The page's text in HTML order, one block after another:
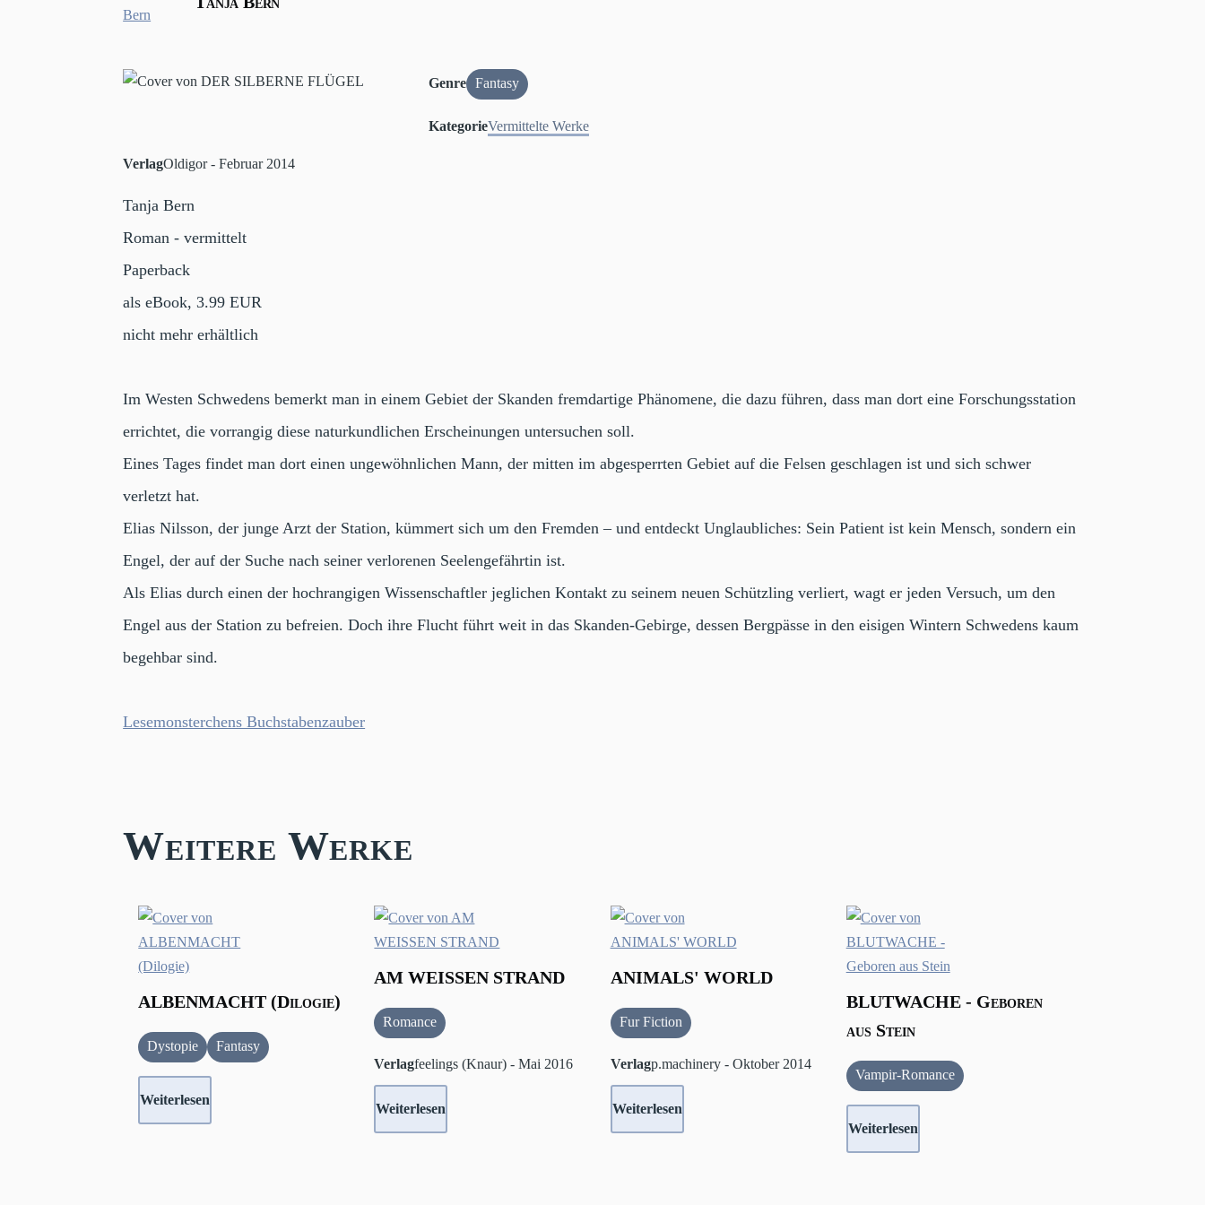
Genre Fantasy
KategorieVermittelte Werke
VerlagOldigor - Februar 2014
Tanja Bern
Roman - vermittelt
Paperback
als eBook, 3.99 EUR
nicht mehr erhältlich
Im Westen Schwedens bemerkt man in einem Gebiet der Skanden fremdartige Phänomene, die dazu führen, dass man dort eine Forschungsstation
errichtet, die vorrangig diese naturkundlichen Erscheinungen untersuchen soll.
Eines Tages findet man dort einen ungewöhnlichen Mann, der mitten im abgesperrten Gebiet auf die Felsen geschlagen ist und sich schwer
verletzt hat.
Elias Nilsson, der junge Arzt der Station, kümmert sich um den Fremden – und entdeckt Unglaubliches: Sein Patient ist kein Mensch, sondern ein
Engel, der auf der Suche nach seiner verlorenen Seelengefährtin ist.
Als Elias durch einen der hochrangigen Wissenschaftler jeglichen Kontakt zu seinem neuen Schützling verliert, wagt er jeden Versuch, um den
Engel aus der Station zu befreien. Doch ihre Flucht führt weit in das Skanden-Gebirge, dessen Bergpässe in den eisigen Wintern Schwedens kaum
begehbar sind.
Lesemonsterchens Buchstabenzauber
Weitere Werke
ALBENMACHT (Dilogie)
Dystopie Fantasy
Weiterlesen
AM WEISSEN STRAND
Romance
Verlagfeelings (Knaur) - Mai 2016
Weiterlesen
ANIMALS' WORLD
Fur Fiction
Verlagp.machinery - Oktober 2014
Weiterlesen
BLUTWACHE - Geboren
aus Stein
Vampir-Romance
Weiterlesen